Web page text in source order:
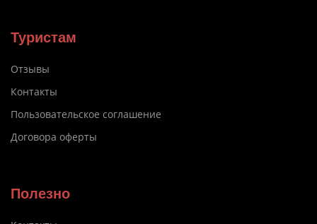
Туристам
Отзывы
Контакты
Пользовательское соглашение
Договора оферты
Полезно